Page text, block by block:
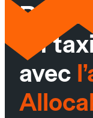
un
avec